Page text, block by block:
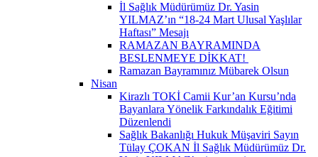
İl Sağlık Müdürümüz Dr. Yasin
YILMAZ’ın “18-24 Mart Ulusal Yaşlılar
Haftası” Mesajı
RAMAZAN BAYRAMINDA
BESLENMEYE DİKKAT! ​
Ramazan Bayramınız Mübarek Olsun
Nisan
Kirazlı TOKİ Camii Kur’an Kursu’nda
Bayanlara Yönelik Farkındalık Eğitimi
Düzenlendi
Sağlık Bakanlığı Hukuk Müşaviri Sayın
Tülay ÇOKAN İl Sağlık Müdürümüz Dr.